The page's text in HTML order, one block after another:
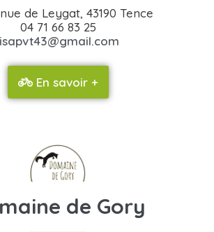
de Leygat, 43190 Tence
04 71 66 83 25
En savoir +
de Gory